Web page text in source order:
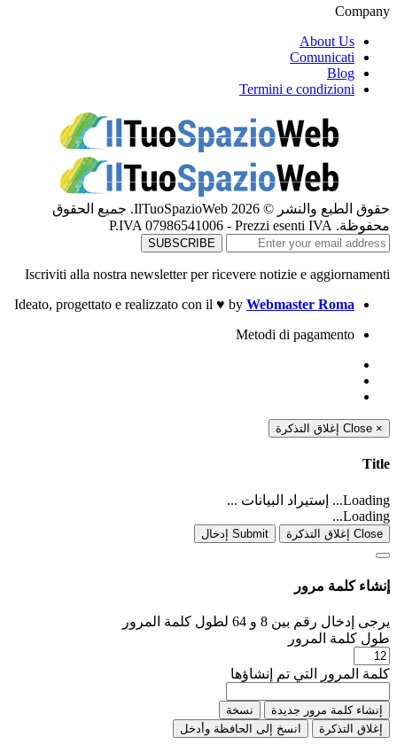
Company
About Us
Comunicati
Blog
Termini e condizioni
حقوق الطبع والنشر © 2026 IlTuoSpazioWeb. جميع الحقوق
محفوظة. P.IVA 07986541006 - Prezzi esenti IVA
Iscriviti alla nostra newsletter per ricevere notizie e aggiornamenti
Ideato, progettato e realizzato con il ♥ by Webmaster Roma
Metodi di pagamento
×
Close إغلاق التذكرة
Title
Loading... إستيراد البيانات ...
Loading...
Close إغلاق التذكرة Submit إدخال
إنشاء كلمة مرور
يرجى إدخال رقم بين 8 و 64 لطول كلمة المرور
طول كلمة المرور
كلمة المرور التي تم إنشاؤها
إنشاء كلمة مرور جديدة
نسخة
إغلاق التذكرة
انسخ إلى الحافظة وأدخل